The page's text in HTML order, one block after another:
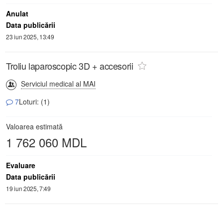
Anulat
Data publicării
23 iun 2025, 13:49
Troliu laparoscopic 3D + accesorii
Serviciul medical al MAI
7Loturi: (1)
Valoarea estimată
1 762 060 MDL
Evaluare
Data publicării
19 iun 2025, 7:49